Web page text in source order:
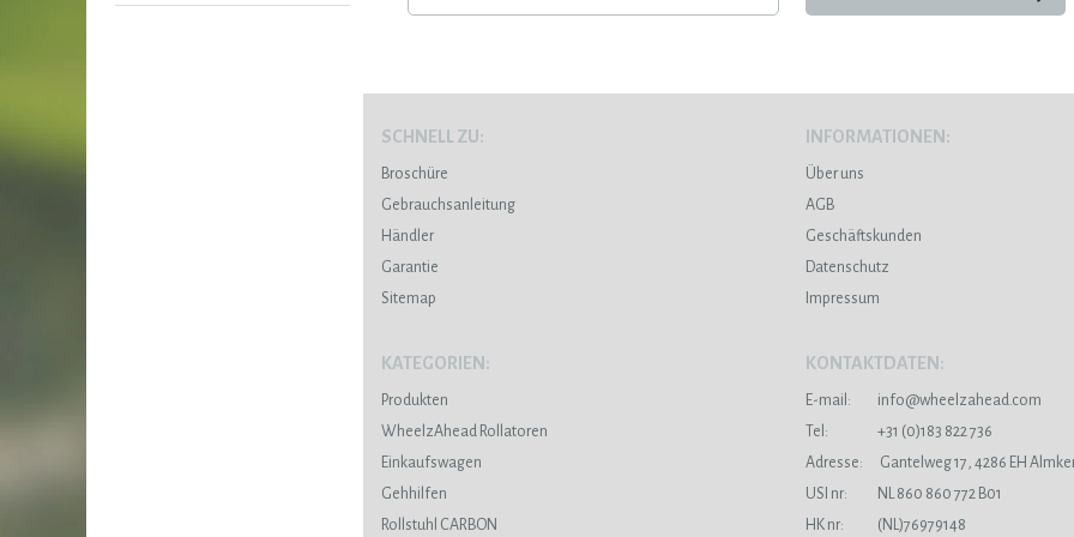
SCHNELL ZU:
Broschüre
Gebrauchsanleitung
Händler
Garantie
Sitemap
INFORMATIONEN:
Über uns
AGB
Geschäftskunden
Datenschutz
Impressum
KATEGORIEN:
Produkten
WheelzAhead Rollatoren
Einkaufswagen
Gehhilfen
Rollstuhl CARBON
KONTAKTDATEN:
E-mail:
info@wheelzahead.com
Tel:
+31 (0)183 822 736
Adresse:
Gantelweg 17, 4286 EH
USI nr:
NL 860 860 772 B01
HK nr:
(NL)76979148